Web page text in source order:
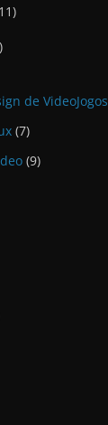
de VideoJogos
(7)
(9)